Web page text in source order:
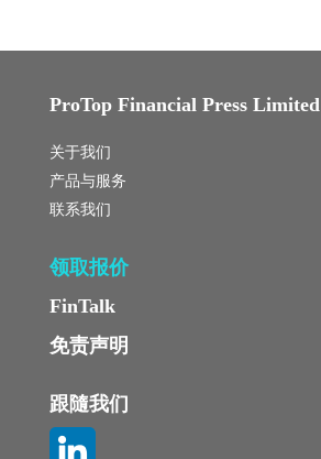
ProTop Financial Press Limited
关于我们
产品与服务
联系我们
领取报价
FinTalk
免责声明
跟隨我们